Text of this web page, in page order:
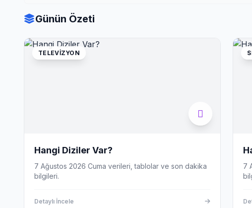
Günün Özeti
TELEVIZYON
Hangi Diziler Var?
7 Ağustos 2026 Cuma verileri, tablolar ve son dakika
bilgileri.
Detaylı İncele
7